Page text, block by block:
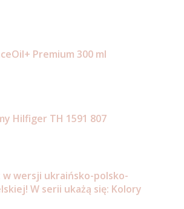
Premium 300 ml
Hilfiger TH 1591 807
wersji ukraińsko-polsko-
W serii ukażą się: Kolory